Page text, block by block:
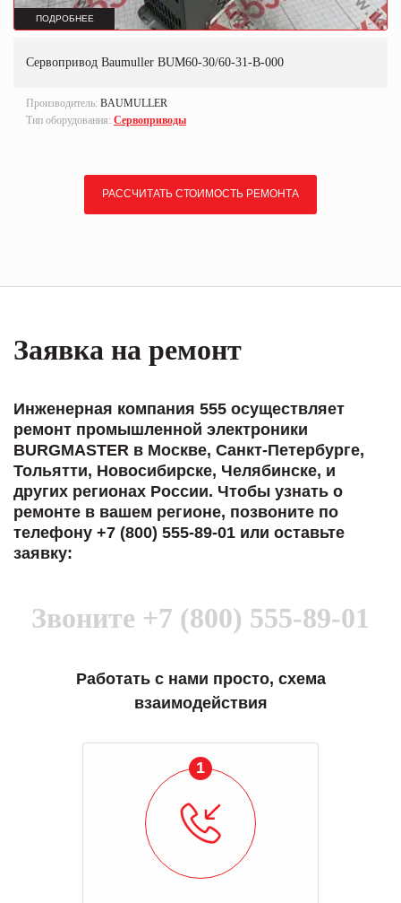
ПОДРОБНЕЕ
Сервопривод Baumuller BUM60-30/60-31-B-000
Производитель: BAUMULLER
Тип оборудования: Сервоприводы
РАССЧИТАТЬ СТОИМОСТЬ РЕМОНТА
Заявка на ремонт
Инженерная компания 555 осуществляет
ремонт промышленной электроники
BURGMASTER в Москве, Санкт-Петербурге,
Тольятти, Новосибирске, Челябинске, и
других регионах России. Чтобы узнать о
ремонте в вашем регионе, позвоните по
телефону +7 (800) 555-89-01 или оставьте
заявку:
Звоните +7 (800) 555-89-01
Работать с нами просто, схема
взаимодействия
1